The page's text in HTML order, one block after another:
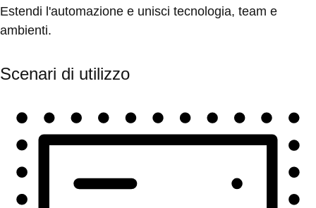
Estendi l'automazione e unisci tecnologia, team e
ambienti.
Scenari di utilizzo